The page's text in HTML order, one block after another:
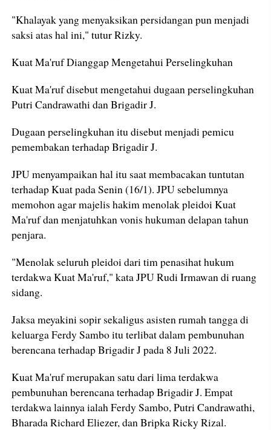
"Khalayak yang menyaksikan persidangan pun menjadi
saksi atas hal ini," tutur Rizky.
Kuat Ma'ruf Dianggap Mengetahui Perselingkuhan
Kuat Ma'ruf disebut mengetahui dugaan perselingkuhan
Putri Candrawathi dan Brigadir J.
Dugaan perselingkuhan itu disebut menjadi pemicu
pemembakan terhadap Brigadir J.
JPU menyampaikan hal itu saat membacakan tuntutan
terhadap Kuat pada Senin (16/1). JPU sebelumnya
memohon agar majelis hakim menolak pleidoi Kuat
Ma'ruf dan menjatuhkan vonis hukuman delapan tahun
penjara.
"Menolak seluruh pleidoi dari tim penasihat hukum
terdakwa Kuat Ma'ruf," kata JPU Rudi Irmawan di ruang
sidang.
Jaksa meyakini sopir sekaligus asisten rumah tangga di
keluarga Ferdy Sambo itu terlibat dalam pembunuhan
berencana terhadap Brigadir J pada 8 Juli 2022.
Kuat Ma'ruf merupakan satu dari lima terdakwa
pembunuhan berencana terhadap Brigadir J. Empat
terdakwa lainnya ialah Ferdy Sambo, Putri Candrawathi,
Bharada Richard Eliezer, dan Bripka Ricky Rizal.